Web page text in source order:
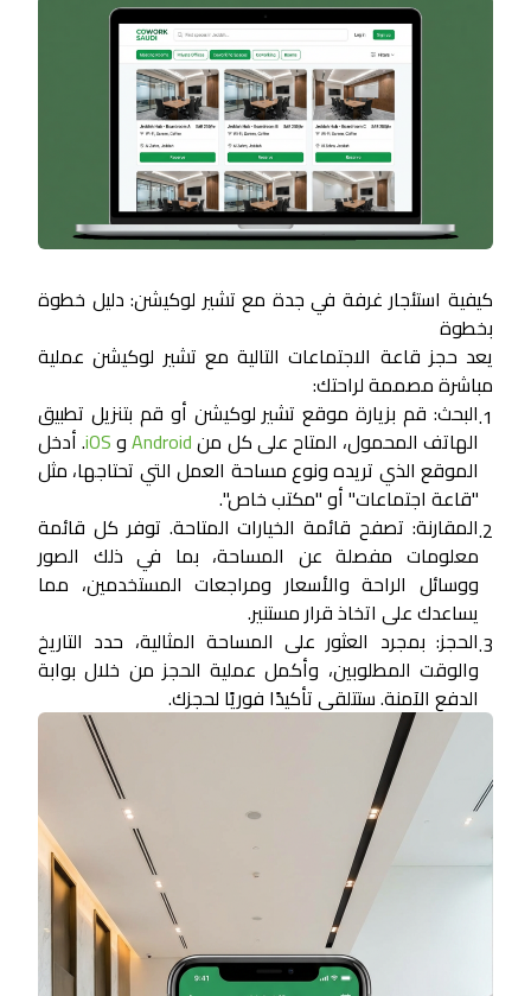
كيفية استئجار غرفة في جدة مع تشير لوكيشن: دليل خطوة
بخطوة
يعد حجز قاعة الاجتماعات التالية مع تشير لوكيشن عملية
مباشرة مصممة لراحتك:
1. البحث: قم بزيارة موقع تشير لوكيشن أو قم بتنزيل تطبيق
الهاتف المحمول، المتاح على كل منAndroidوiOS. أدخل
الموقع الذي تريده ونوع مساحة العمل التي تحتاجها، مثل
"قاعة اجتماعات" أو "مكتب خاص".
2. المقارنة: تصفح قائمة الخيارات المتاحة. توفر كل قائمة
معلومات مفصلة عن المساحة، بما في ذلك الصور
ووسائل الراحة والأسعار ومراجعات المستخدمين، مما
يساعدك على اتخاذ قرار مستنير.
3. الحجز: بمجرد العثور على المساحة المثالية، حدد التاريخ
والوقت المطلوبين، وأكمل عملية الحجز من خلال بوابة
الدفع الآمنة. ستتلقى تأكيدًا فوريًا لحجزك.